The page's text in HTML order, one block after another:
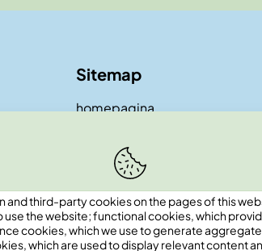
and third-party cookies on the pages of this
use the website; functional cookies, which
cookies, which we use to generate
which are used to display relevant content
Sitemap
homepagina
magazine
boeken
contact
events
team